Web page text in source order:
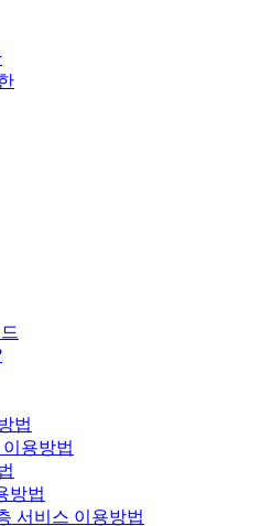
법
용방법
방법
서비스 이용방법